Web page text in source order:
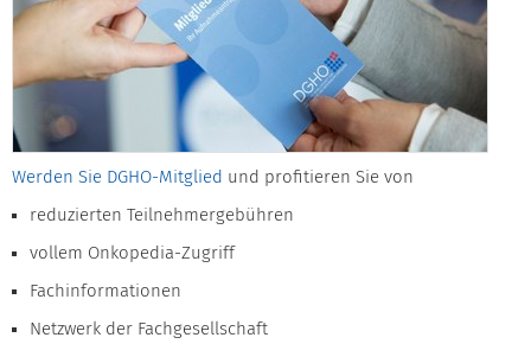
Werden Sie DGHO-Mitglied und profitieren Sie von
reduzierten Teilnehmergebühren
vollem Onkopedia-Zugriff
Fachinformationen
Netzwerk der Fachgesellschaft